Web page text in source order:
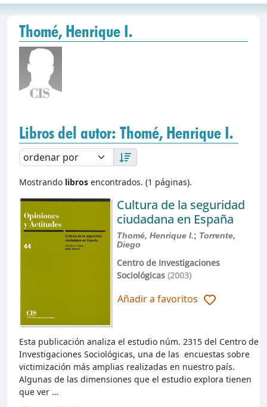
Thomé, Henrique I.
Libros del autor: Thomé, Henrique I.
Mostrando libros encontrados. (1 páginas).
Cultura de la seguridad
ciudadana en España
Thomé, Henrique I.; Torrente,
Diego
Centro de Investigaciones
Sociológicas(2003)
Añadir a favoritos
Esta publicación analiza el estudio núm. 2315 del Centro de
Investigaciones Sociológicas, una de las encuestas sobre
victimización más amplias realizadas en nuestro país.
Algunas de las dimensiones que el estudio explora tienen
que ver …